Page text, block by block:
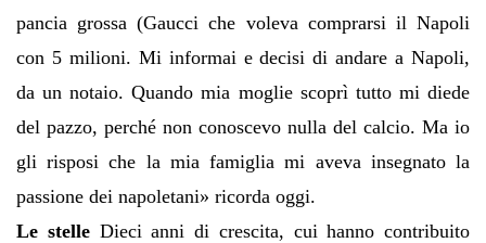
pancia grossa (Gaucci che voleva comprarsi il Napoli
con 5 milioni. Mi informai e decisi di andare a Napoli,
da un notaio. Quando mia moglie scoprì tutto mi diede
del pazzo, perché non conoscevo nulla del calcio. Ma io
gli risposi che la mia famiglia mi aveva insegnato la
passione dei napoletani» ricorda oggi.
Le stelleDieci anni di crescita, cui hanno contribuito